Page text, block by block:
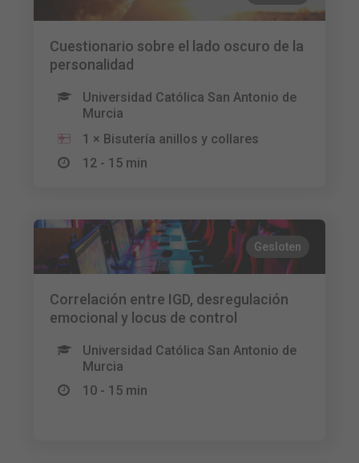
Cuestionario sobre el lado oscuro de la
personalidad
Universidad Católica San Antonio de
Murcia
1 × Bisutería anillos y collares
12 - 15 min
Gesloten
Correlación entre IGD, desregulación
emocional y locus de control
Universidad Católica San Antonio de
Murcia
10 - 15 min